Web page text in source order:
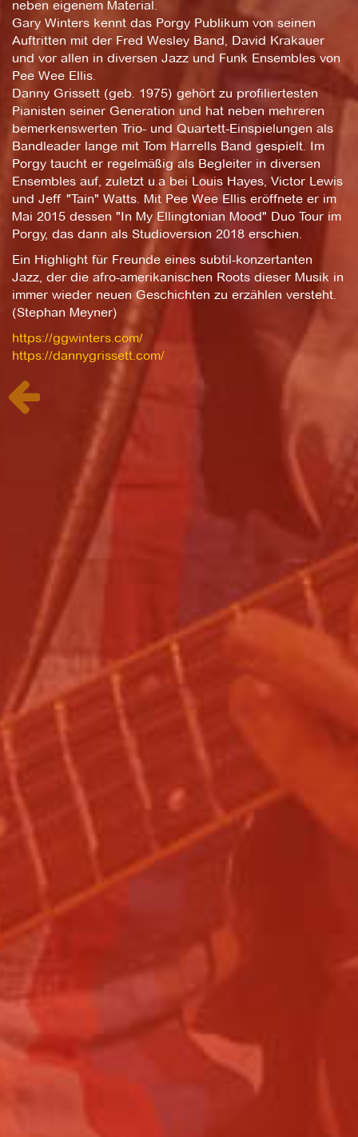
neben eigenem Material.
Gary Winters kennt das Porgy Publikum von seinen
Auftritten mit der Fred Wesley Band, David Krakauer
und vor allen in diversen Jazz und Funk Ensembles von
Pee Wee Ellis.
Danny Grissett (geb. 1975) gehört zu profiliertesten
Pianisten seiner Generation und hat neben mehreren
bemerkenswerten Trio- und Quartett-Einspielungen als
Bandleader lange mit Tom Harrells Band gespielt. Im
Porgy taucht er regelmäßig als Begleiter in diversen
Ensembles auf, zuletzt u.a bei Louis Hayes, Victor Lewis
und Jeff "Tain" Watts. Mit Pee Wee Ellis eröffnete er im
Mai 2015 dessen "In My Ellingtonian Mood" Duo Tour im
Porgy, das dann als Studioversion 2018 erschien.
Ein Highlight für Freunde eines subtil-konzertanten
Jazz, der die afro-amerikanischen Roots dieser Musik in
immer wieder neuen Geschichten zu erzählen versteht.
(Stephan Meyner)
https://ggwinters.com/
https://dannygrissett.com/